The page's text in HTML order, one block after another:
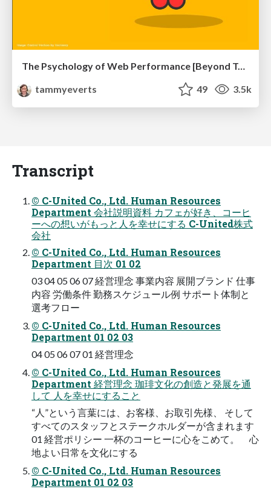
The Psychology of Web Performance [Beyond Tellerrand 2023]
tammyeverts
49 3.5k
Transcript
© C-United Co., Ltd. Human Resources
Department 会社説明資料 カフェが好き、コーヒ
ーへの想いがもっと人を幸せにする C-United株式
会社
© C-United Co., Ltd. Human Resources
Department 目次 01 02
03 04 05 06 07 経営理念 事業内容 展開ブランド 仕事
内容 労働条件 勤務スケジュール例 サポート体制と
選考フロー
© C-United Co., Ltd. Human Resources
Department 01 02 03
04 05 06 07 01 経営理念
© C-United Co., Ltd. Human Resources
Department 経営理念 珈琲文化の創造と発展を通
して 人を幸せにすること
“人”という言葉には、お客様、お取引先様、 そして
すべてのスタッフとステークホルダーが含まれます
01 経営ポリシー 一杯のコーヒーに心をこめて。 心
地よい日常を文化にする
© C-United Co., Ltd. Human Resources
Department 01 02 03